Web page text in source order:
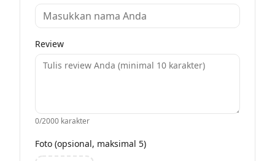
Review
0/2000 karakter
Foto (opsional, maksimal 5)